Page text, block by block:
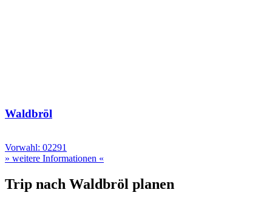
Waldbröl
Vorwahl: 02291
» weitere Informationen «
Trip nach Waldbröl planen